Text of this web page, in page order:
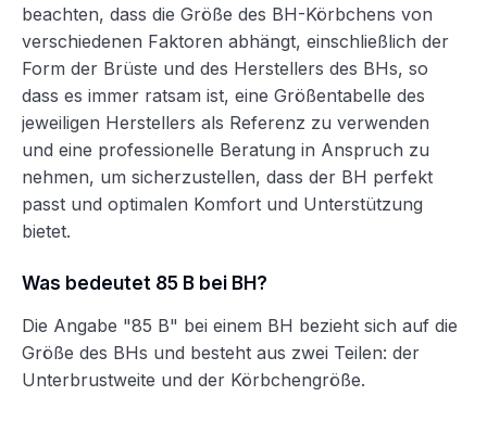
beachten, dass die Größe des BH-Körbchens von
verschiedenen Faktoren abhängt, einschließlich der
Form der Brüste und des Herstellers des BHs, so
dass es immer ratsam ist, eine Größentabelle des
jeweiligen Herstellers als Referenz zu verwenden
und eine professionelle Beratung in Anspruch zu
nehmen, um sicherzustellen, dass der BH perfekt
passt und optimalen Komfort und Unterstützung
bietet.
Was bedeutet 85 B bei BH?
Die Angabe "85 B" bei einem BH bezieht sich auf die
Größe des BHs und besteht aus zwei Teilen: der
Unterbrustweite und der Körbchengröße.